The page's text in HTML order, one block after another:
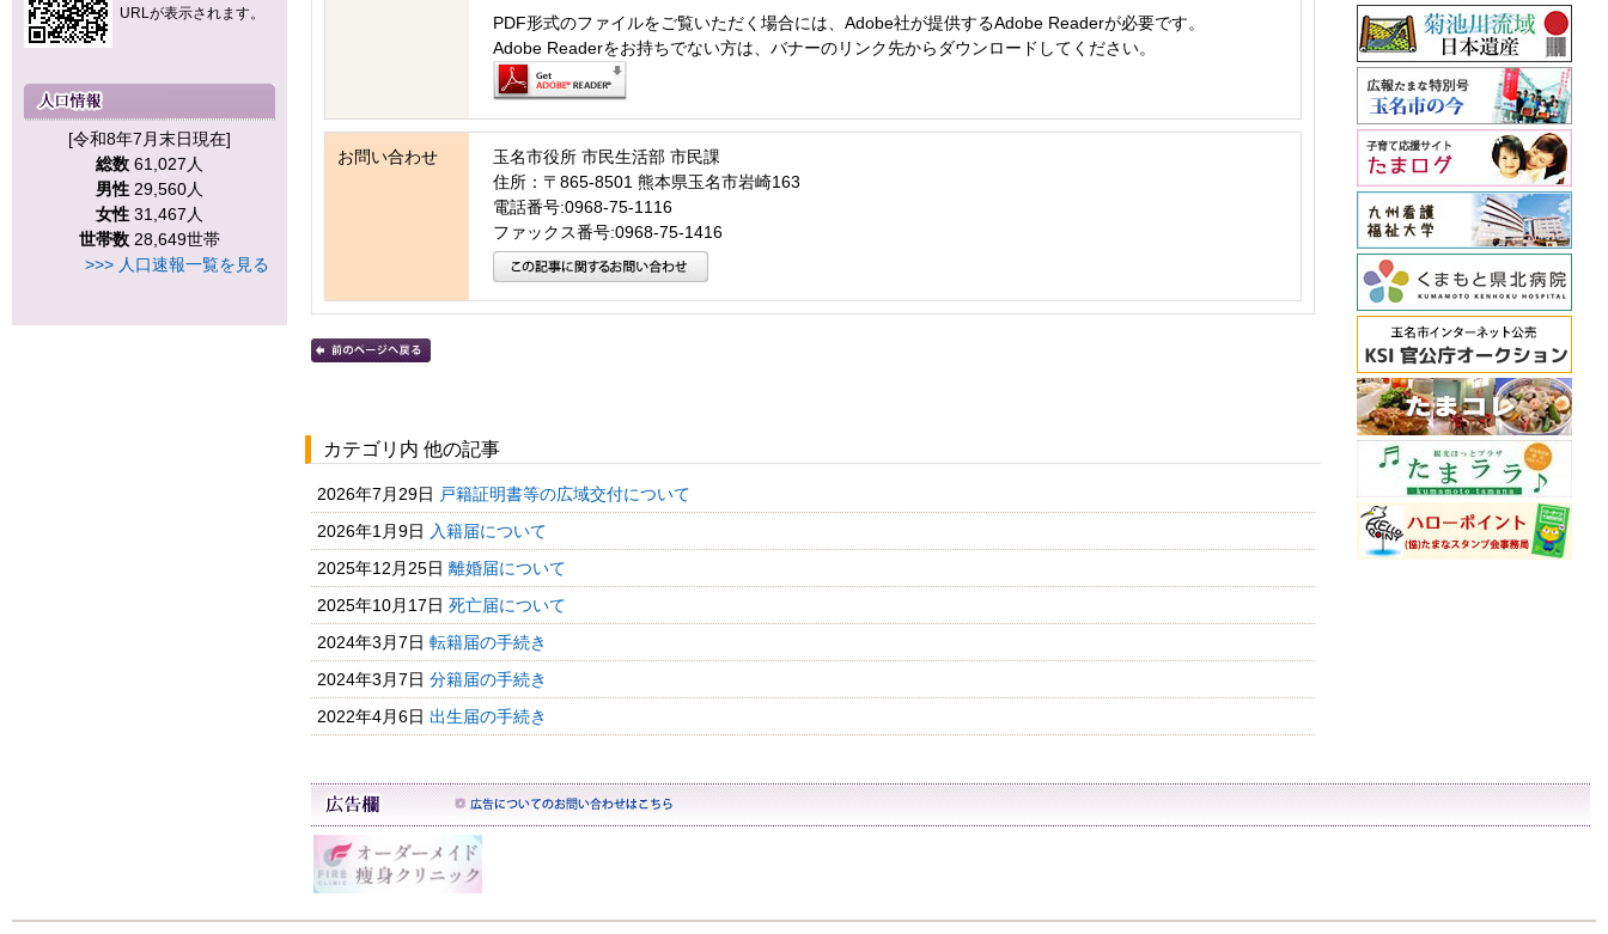
URLが表示されます。
[令和8年7月末日現在]
総数 61,027人
男性 29,560人
女性 31,467人
世帯数 28,649世帯
>>> 人口速報一覧を見る
PDF形式のファイルをご覧いただく場合には、Adobe社が提供するAdobe Readerが必要です。
Adobe Readerをお持ちでない方は、バナーのリンク先からダウンロードしてください。
お問い合わせ
玉名市役所 市民生活部 市民課
住所：〒865-8501 熊本県玉名市岩崎163
電話番号:0968-75-1116
ファックス番号:0968-75-1416
カテゴリ内 他の記事
2026年7月29日 戸籍証明書等の広域交付について
2026年1月9日 入籍届について
2025年12月25日 離婚届について
2025年10月17日 死亡届について
2024年3月7日 転籍届の手続き
2024年3月7日 分籍届の手続き
2022年4月6日 出生届の手続き